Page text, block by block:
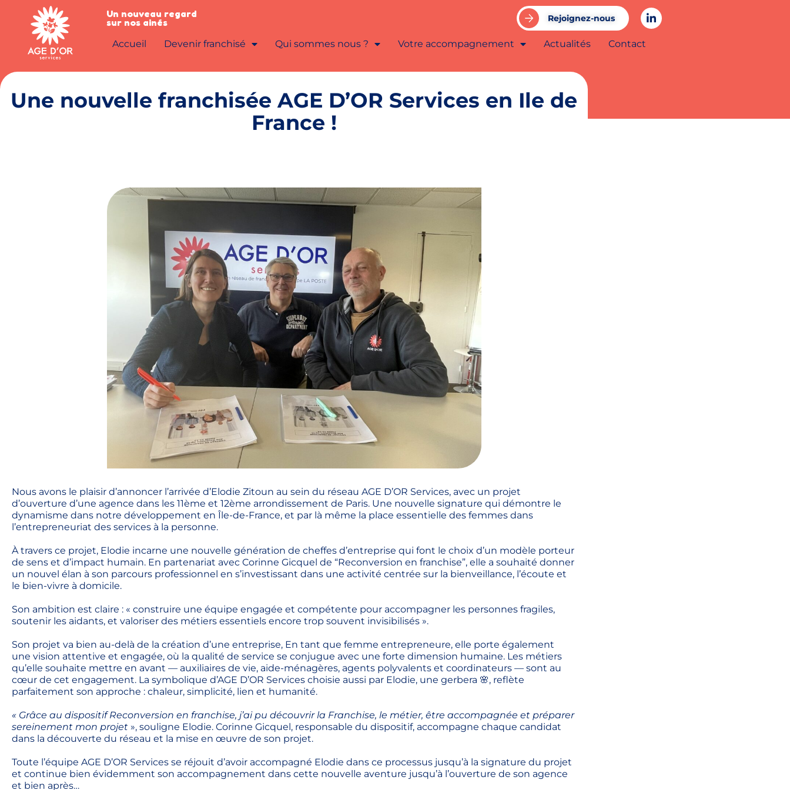
Un nouveau regard
sur nos ainés Rejoignez-nous
Accueil Devenir franchisé Qui sommes nous ? Votre accompagnement Actualités Contact
Une nouvelle franchisée AGE D’OR Services en Ile de
France !
Nous avons le plaisir d’annoncer l’arrivée d’Elodie Zitoun au sein du réseau AGE D’OR Services, avec un projet
d’ouverture d’une agence dans les 11ème et 12ème arrondissement de Paris. Une nouvelle signature qui démontre le
dynamisme dans notre développement en Île-de-France, et par là même la place essentielle des femmes dans
l’entrepreneuriat des services à la personne.
À travers ce projet, Elodie incarne une nouvelle génération de cheffes d’entreprise qui font le choix d’un modèle porteur
de sens et d’impact humain. En partenariat avec Corinne Gicquel de “Reconversion en franchise”, elle a souhaité donner
un nouvel élan à son parcours professionnel en s’investissant dans une activité centrée sur la bienveillance, l’écoute et
le bien-vivre à domicile.
Son ambition est claire : « construire une équipe engagée et compétente pour accompagner les personnes fragiles,
soutenir les aidants, et valoriser des métiers essentiels encore trop souvent invisibilisés ».
Son projet va bien au-delà de la création d’une entreprise, En tant que femme entrepreneure, elle porte également
une vision attentive et engagée, où la qualité de service se conjugue avec une forte dimension humaine. Les métiers
qu’elle souhaite mettre en avant — auxiliaires de vie, aide-ménagères, agents polyvalents et coordinateurs — sont au
cœur de cet engagement. La symbolique d’AGE D’OR Services choisie aussi par Elodie, une gerbera 🌸, reflète
parfaitement son approche : chaleur, simplicité, lien et humanité.
« Grâce au dispositif Reconversion en franchise, j’ai pu découvrir la Franchise, le métier, être accompagnée et préparer
sereinement mon projet », souligne Elodie. Corinne Gicquel, responsable du dispositif, accompagne chaque candidat
dans la découverte du réseau et la mise en œuvre de son projet.
Toute l’équipe AGE D’OR Services se réjouit d’avoir accompagné Elodie dans ce processus jusqu’à la signature du projet
et continue bien évidemment son accompagnement dans cette nouvelle aventure jusqu’à l’ouverture de son agence
et bien après…